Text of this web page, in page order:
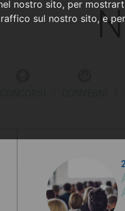
nostro sito, per
sul nostro sito, e